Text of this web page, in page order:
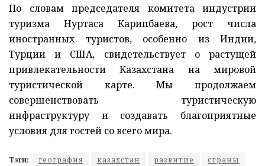
По словам председателя комитета индустрии
туризма Нуртаса Карипбаева, рост числа
иностранных туристов, особенно из Индии,
Турции и США, свидетельствует о растущей
привлекательности Казахстана на мировой
туристической карте. Мы продолжаем
совершенствовать туристическую
инфраструктуру и создавать благоприятные
условия для гостей со всего мира.
Тэги: география казахстан развитие
страны